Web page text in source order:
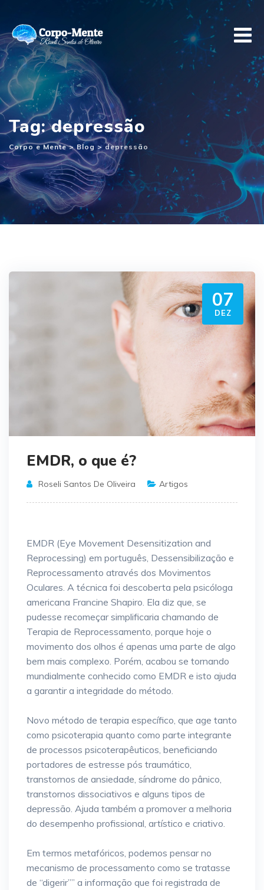
o
conteúdo
Tag: depressão
Corpo e Mente> Blog >depressão
07
DEZ
EMDR, o que é?
Roseli Santos De Oliveira Artigos
EMDR (Eye Movement Desensitization and
Reprocessing) em português, Dessensibilização e
Reprocessamento através dos Movimentos
Oculares. A técnica foi descoberta pela psicóloga
americana Francine Shapiro. Ela diz que, se
pudesse recomeçar simplificaria chamando de
Terapia de Reprocessamento, porque hoje o
movimento dos olhos é apenas uma parte de algo
bem mais complexo. Porém, acabou se tornando
mundialmente conhecido como EMDR e isto ajuda
a garantir a integridade do método.
Novo método de terapia específico, que age tanto
como psicoterapia quanto como parte integrante
de processos psicoterapêuticos, beneficiando
portadores de estresse pós traumático,
transtornos de ansiedade, síndrome do pânico,
transtornos dissociativos e alguns tipos de
depressão. Ajuda também a promover a melhoria
do desempenho profissional, artístico e criativo.
Em termos metafóricos, podemos pensar no
mecanismo de processamento como se tratasse
de “digerir”” a informação que foi registrada de